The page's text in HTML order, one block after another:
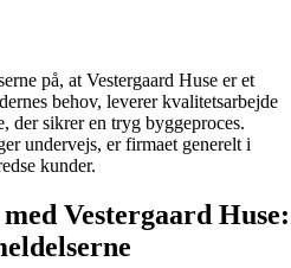
på, at Vestergaard Huse er et
behov, leverer kvalitetsarbejde
der sikrer en tryg byggeproces.
undervejs, er firmaet generelt i
kunder.
Vestergaard Huse: